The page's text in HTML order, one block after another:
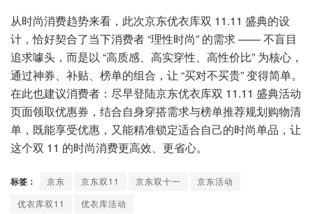
从时尚消费趋势来看，此次京东优衣库双 11.11 盛典的设
计，恰好契合了当下消费者 “理性时尚” 的需求 —— 不盲目
追求噱头，而是以 “高质感、高实穿性、高性价比” 为核心，
通过神券、补贴、榜单的组合，让 “买对不买贵” 变得简单。
在此也建议消费者：尽早登陆京东优衣库双 11.11 盛典活动
页面领取优惠券，结合自身穿搭需求与榜单推荐规划购物清
单，既能享受优惠，又能精准锁定适合自己的时尚单品，让
这个双 11 的时尚消费更高效、更省心。
标签： 京东 京东双11 京东双十一
京东活动
优衣库双11
优衣库活动